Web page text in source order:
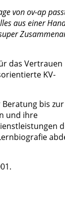
von ov-ap
aus einer
das
KV-
Beratung bis zur
und ihre